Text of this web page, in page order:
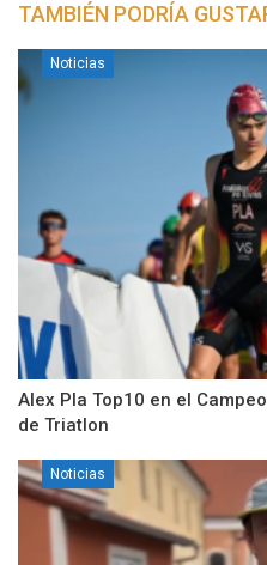
TAMBIÉN PODRÍA
Noticias
Alex Pla Top10 en el
de Triatlon
Noticias